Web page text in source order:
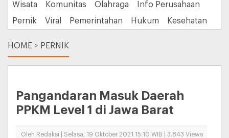
Wisata
Komunitas Olahraga
Info Perusahaan
Pernik
Viral Pemerintahan Hukum Kesehatan
HOME > PERNIK
Pangandaran Masuk Daerah
PPKM Level 1 di Jawa Barat
Oleh Redaksi | Selasa, 19 Oktober 2021 15:10 WIB | 3.843 Views